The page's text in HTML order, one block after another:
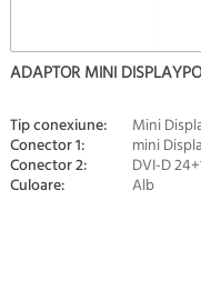
ADAPTOR MINI
Tip conexiune: Mini
Conector 1: mini
Conector 2: DVI-D
Culoare: Alb